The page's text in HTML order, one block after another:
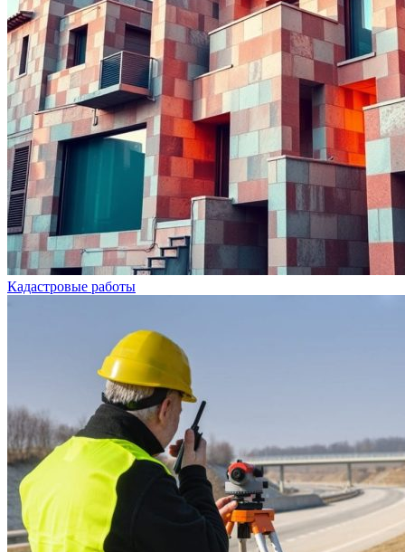
Кадастровые работы